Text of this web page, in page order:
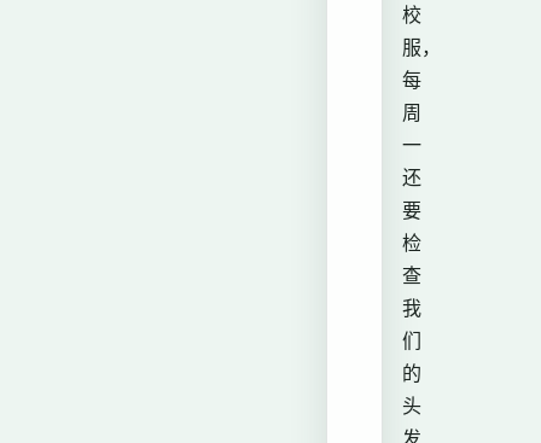
校
服，
每
周
一
还
要
检
查
我
们
的
头